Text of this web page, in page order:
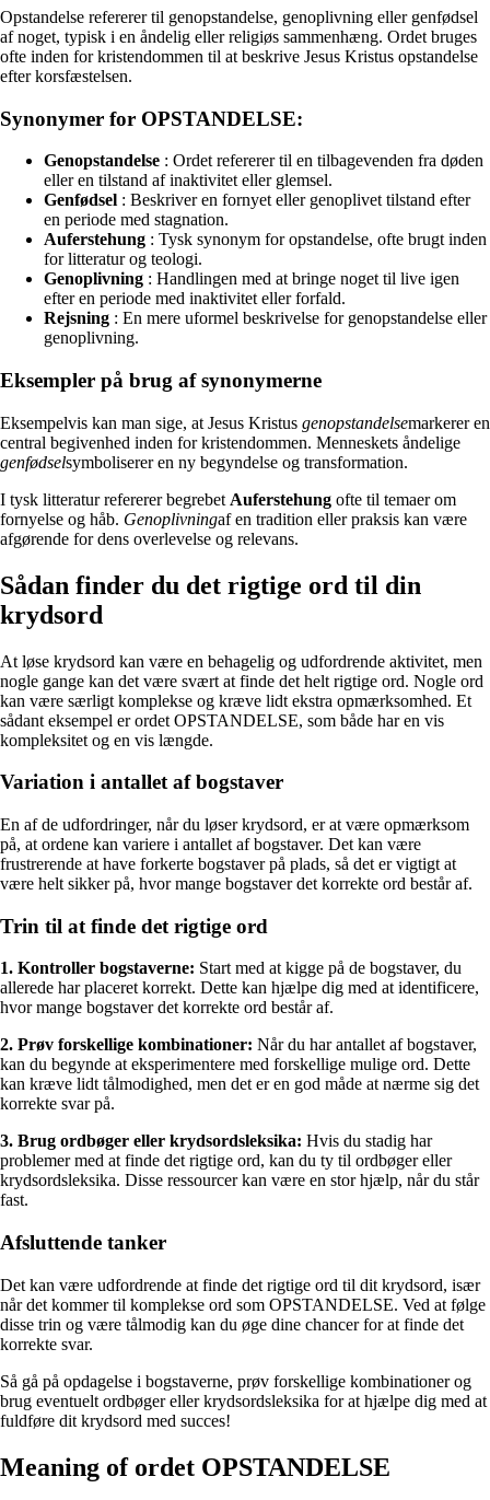
Opstandelse refererer til genopstandelse, genoplivning eller genfødsel
af noget, typisk i en åndelig eller religiøs sammenhæng. Ordet bruges
ofte inden for kristendommen til at beskrive Jesus Kristus opstandelse
efter korsfæstelsen.
Synonymer for OPSTANDELSE:
Genopstandelse : Ordet refererer til en tilbagevenden fra døden
eller en tilstand af inaktivitet eller glemsel.
Genfødsel : Beskriver en fornyet eller genoplivet tilstand efter
en periode med stagnation.
Auferstehung : Tysk synonym for opstandelse, ofte brugt inden
for litteratur og teologi.
Genoplivning : Handlingen med at bringe noget til live igen
efter en periode med inaktivitet eller forfald.
Rejsning : En mere uformel beskrivelse for genopstandelse eller
genoplivning.
Eksempler på brug af synonymerne
Eksempelvis kan man sige, at Jesus Kristus genopstandelsemarkerer en
central begivenhed inden for kristendommen. Menneskets åndelige
genfødselsymboliserer en ny begyndelse og transformation.
I tysk litteratur refererer begrebet Auferstehung ofte til temaer om
fornyelse og håb. Genoplivningaf en tradition eller praksis kan være
afgørende for dens overlevelse og relevans.
Sådan finder du det rigtige ord til din
krydsord
At løse krydsord kan være en behagelig og udfordrende aktivitet, men
nogle gange kan det være svært at finde det helt rigtige ord. Nogle ord
kan være særligt komplekse og kræve lidt ekstra opmærksomhed. Et
sådant eksempel er ordet OPSTANDELSE, som både har en vis
kompleksitet og en vis længde.
Variation i antallet af bogstaver
En af de udfordringer, når du løser krydsord, er at være opmærksom
på, at ordene kan variere i antallet af bogstaver. Det kan være
frustrerende at have forkerte bogstaver på plads, så det er vigtigt at
være helt sikker på, hvor mange bogstaver det korrekte ord består af.
Trin til at finde det rigtige ord
1. Kontroller bogstaverne: Start med at kigge på de bogstaver, du
allerede har placeret korrekt. Dette kan hjælpe dig med at identificere,
hvor mange bogstaver det korrekte ord består af.
2. Prøv forskellige kombinationer: Når du har antallet af bogstaver,
kan du begynde at eksperimentere med forskellige mulige ord. Dette
kan kræve lidt tålmodighed, men det er en god måde at nærme sig det
korrekte svar på.
3. Brug ordbøger eller krydsordsleksika: Hvis du stadig har
problemer med at finde det rigtige ord, kan du ty til ordbøger eller
krydsordsleksika. Disse ressourcer kan være en stor hjælp, når du står
fast.
Afsluttende tanker
Det kan være udfordrende at finde det rigtige ord til dit krydsord, især
når det kommer til komplekse ord som OPSTANDELSE. Ved at følge
disse trin og være tålmodig kan du øge dine chancer for at finde det
korrekte svar.
Så gå på opdagelse i bogstaverne, prøv forskellige kombinationer og
brug eventuelt ordbøger eller krydsordsleksika for at hjælpe dig med at
fuldføre dit krydsord med succes!
Meaning of ordet OPSTANDELSE